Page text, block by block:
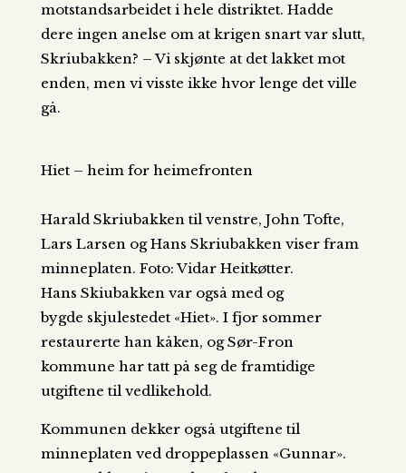
motstandsarbeidet i hele distriktet. Hadde
dere ingen anelse om at krigen snart var slutt,
Skriubakken? – Vi skjønte at det lakket mot
enden, men vi visste ikke hvor lenge det ville
gå.
Hiet – heim for heimefronten
Harald Skriubakken til venstre, John Tofte,
Lars Larsen og Hans Skriubakken viser fram
minneplaten. Foto: Vidar Heitkøtter.
Hans Skiubakken var også med og
bygde skjulestedet «Hiet». I fjor sommer
restaurerte han kåken, og Sør-Fron
kommune har tatt på seg de framtidige
utgiftene til vedlikehold.
Kommunen dekker også utgiftene til
minneplaten ved droppeplassen «Gunnar».